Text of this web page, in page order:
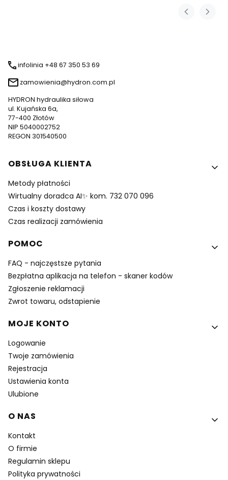
infolinia +48 67 350 53 69
zamowienia@hydron.com.pl
HYDRON hydraulika siłowa
ul. Kujańska 6a,
77-400 Złotów
NIP 5040002752
REGON 301540500
Linki w stopce
OBSŁUGA KLIENTA
Metody płatności
Wirtualny doradca AI✨ kom. 732 070 096
Czas i koszty dostawy
Czas realizacji zamówienia
POMOC
FAQ - najczęstsze pytania
Bezpłatna aplikacja na telefon - skaner kodów
Zgłoszenie reklamacji
Zwrot towaru, odstapienie
MOJE KONTO
Logowanie
Twoje zamówienia
Rejestracja
Ustawienia konta
Ulubione
O NAS
Kontakt
O firmie
Regulamin sklepu
Polityka prywatności